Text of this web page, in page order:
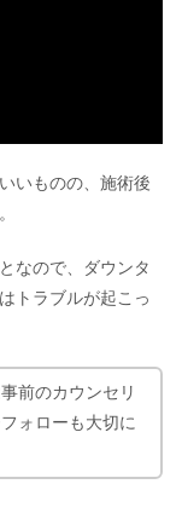
いものの、施術後
なので、ダウンタ
トラブルが起こっ
前のカウンセリ
ォローも大切に